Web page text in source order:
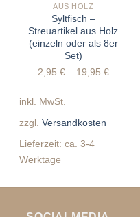
AUS HOLZ
Syltfisch –
Streuartikel aus Holz
(einzeln oder als 8er
Set)
2,95 €– 19,95 €
inkl. MwSt.
zzgl. Versandkosten
Lieferzeit: ca. 3-4
Werktage